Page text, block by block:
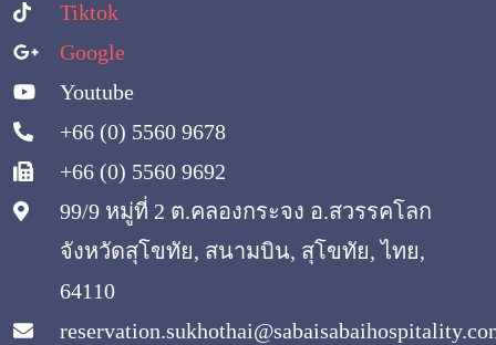
Tiktok
Google
Youtube
+66 (0) 5560 9678
+66 (0) 5560 9692
99/9 หมู่ที่ 2 ต.คลองกระจง อ.สวรรคโลก
จังหวัดสุโขทัย, สนามบิน, สุโขทัย, ไทย,
64110